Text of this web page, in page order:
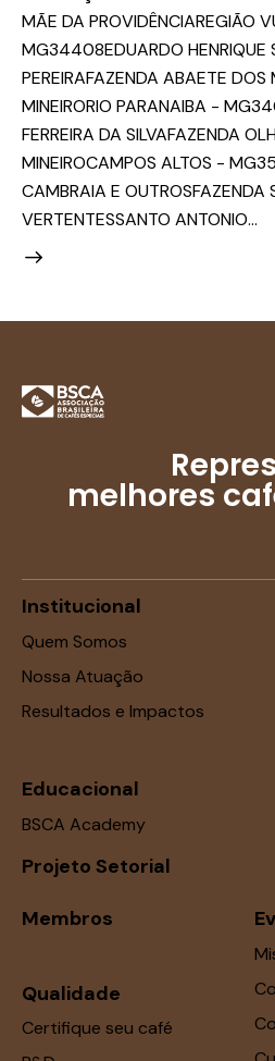
MÃE DA PROVIDÊNCIAREGIÃO
MG34408EDUARDO HENRIQUE
PEREIRAFAZENDA ABAETE DOS
MINEIRORIO PARANAIBA -
FERREIRA DA SILVAFAZENDA
MINEIROCAMPOS ALTOS -
CAMBRAIA E
VERTENTESSANTO ANTONIO…
melhores
Institucional
Quem Somos
Nossa Atuação
Resultados e Impactos
Educacional
BSCA Academy
Projeto Setorial
Membros
Qualidade
Certifique seu café